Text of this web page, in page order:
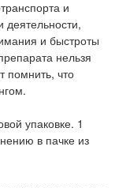
и
и быстроты
нельзя
помнить, что
упаковке. 1
в пачке из